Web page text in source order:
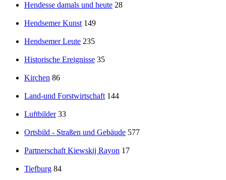
Hendesse damals und heute 28
Hendsemer Kunst 149
Hendsemer Leute 235
Historische Ereignisse 35
Kirchen 86
Land-und Forstwirtschaft 144
Luftbilder 33
Ortsbild - Straßen und Gebäude 577
Partnerschaft Kiewskij Rayon 17
Tiefburg 84